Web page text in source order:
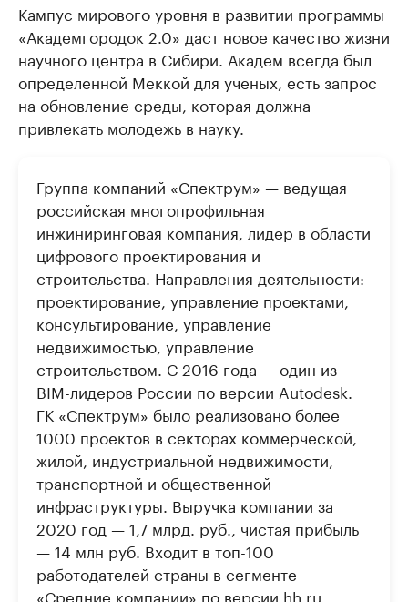
Кампус мирового уровня в развитии программы
«Академгородок 2.0» даст новое качество жизни
научного центра в Сибири. Академ всегда был
определенной Меккой для ученых, есть запрос
на обновление среды, которая должна
привлекать молодежь в науку.
Группа компаний «Спектрум» — ведущая
российская многопрофильная
инжиниринговая компания, лидер в области
цифрового проектирования и
строительства. Направления деятельности:
проектирование, управление проектами,
консультирование, управление
недвижимостью, управление
строительством. С 2016 года — один из
BIM-лидеров России по версии Autodesk.
ГК «Спектрум» было реализовано более
1000 проектов в секторах коммерческой,
жилой, индустриальной недвижимости,
транспортной и общественной
инфраструктуры. Выручка компании за
2020 год — 1,7 млрд. руб., чистая прибыль
— 14 млн руб. Входит в топ-100
работодателей страны в сегменте
«Средние компании» по версии hh.ru.